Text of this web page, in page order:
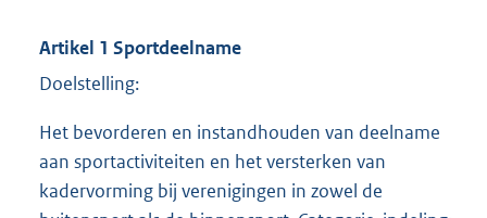
Artikel 1 Sportdeelname
Doelstelling:
Het bevorderen en instandhouden van deelname
aan sportactiviteiten en het versterken van
kadervorming bij verenigingen in zowel de